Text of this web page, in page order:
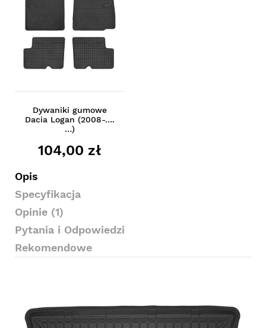
Dywaniki gumowe
Dacia Logan (2008-….
…)
104,00 zł
Opis
Specyfikacja
Opinie (1)
Pytania i Odpowiedzi
Rekomendowe